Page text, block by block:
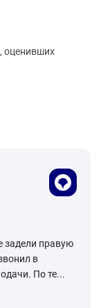
оценивших
задели правую
в
По те...